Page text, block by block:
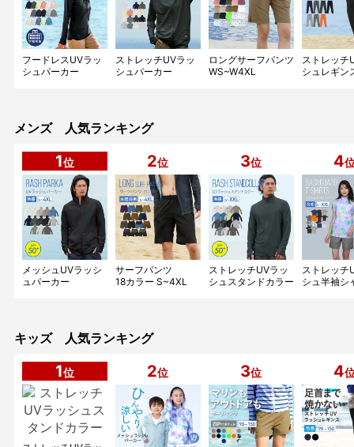
フードレスUVラッ
シュパーカー
ストレッチUVラッ
シュパーカー
ロングサーフパンツ
WS~W4XL
ストレッチ
シュレギン
メンズ 人気ランキング
1位
メッシュUVラッシ
ュパーカー
2位
サーフパンツ
18カラー S~4XL
3位
ストレッチUVラッ
シュスタンドカラー
4
ストレッチ
シュ半袖シ
キッズ 人気ランキング
1位 2位 3位 4